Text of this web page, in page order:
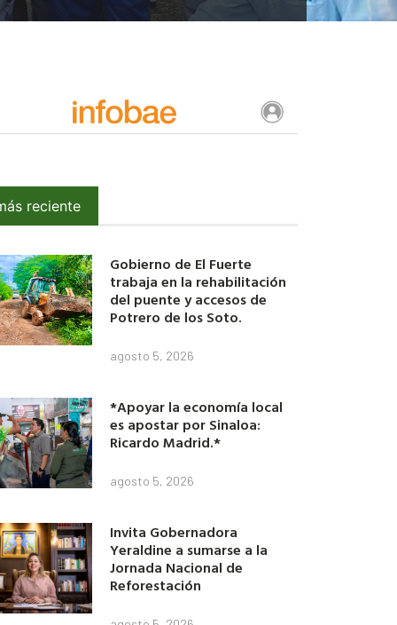
reciente
Gobierno de El Fuerte
trabaja en la rehabilitación
del puente y accesos de
Potrero de los Soto.
agosto 5, 2026
*Apoyar la economía local
es apostar por Sinaloa:
Ricardo Madrid.*
agosto 5, 2026
Invita Gobernadora
Yeraldine a sumarse a la
Jornada Nacional de
Reforestación